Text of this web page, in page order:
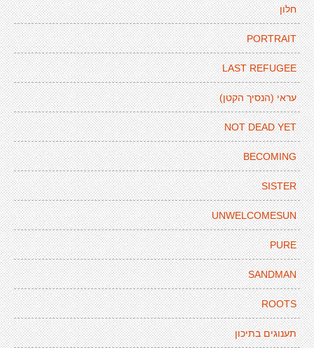
חלון
PORTRAIT
LAST REFUGEE
עראי (הנסיך הקטן)
NOT DEAD YET
BECOMING
SISTER
UNWELCOMESUN
PURE
SANDMAN
ROOTS
תענוגים בתיכון